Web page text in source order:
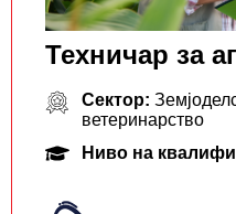
Техничар за
Сектор:
ветеринарство
Ниво на